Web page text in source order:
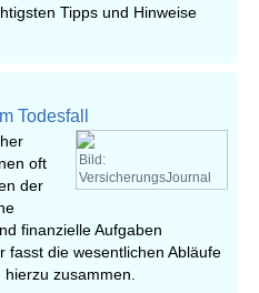
Tipps und Hinweise
Todesfall
Bild:
VersicherungsJournal
oft
der
finanzielle Aufgaben
fasst die wesentlichen Abläufe
zusammen.